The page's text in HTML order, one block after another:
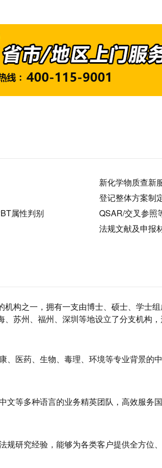
新化学物质查新
登记整体方案制
属性判别
QSAR/交叉参照
法规文献及申报
机构之一，拥有一支由博士、硕士、学士
苏州、福州、深圳等地设立了分支机构，
、医药、生物、毒理、环境等专业背景的
文等多种语言的业务精英团队，高效服务
规研究经验，能够为各类客户提供全方位